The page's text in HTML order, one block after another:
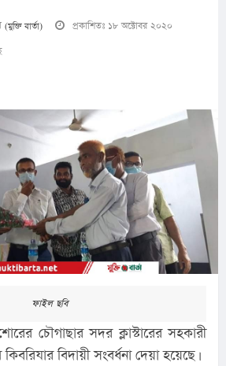
(মুক্তি বার্তা)
প্রকাশিতঃ ১৮ অক্টোবর ২০২০
ফাইল ছবি
চৌগাছার সদর ক্লাস্টারের সহকারী
বিদায়ী সংবর্ধনা দেয়া হয়েছে।